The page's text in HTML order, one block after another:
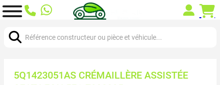
5Q1423051AS CRÉMAILLÈRE ASSISTÉE